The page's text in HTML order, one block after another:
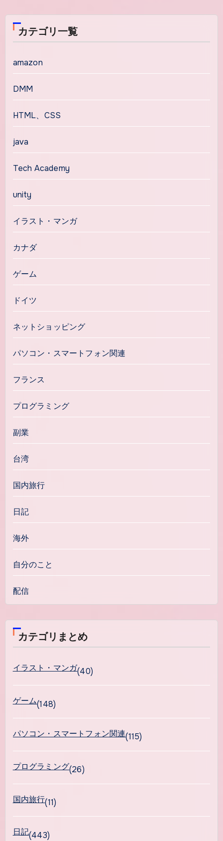
カテゴリ一覧
amazon
DMM
HTML、CSS
java
Tech Academy
unity
イラスト・マンガ
カナダ
ゲーム
ドイツ
ネットショッピング
パソコン・スマートフォン関連
フランス
プログラミング
副業
台湾
国内旅行
日記
海外
自分のこと
配信
カテゴリまとめ
イラスト・マンガ(40)
ゲーム(148)
パソコン・スマートフォン関連(115)
プログラミング(26)
国内旅行(11)
日記(443)